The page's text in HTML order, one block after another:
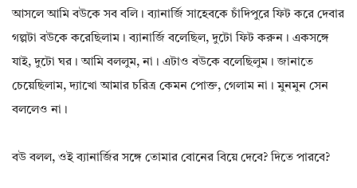
আসলে আমি বউকে সব বলি। ব্যানার্জি সাহেবকে চাঁদিপুরে ফিট করে দেবার
গল্পটা বউকে করেছিলাম। ব্যানার্জি বলেছিল, দুটো ফিট করুন। একসঙ্গে
যাই, দুটো ঘর। আমি বললুম, না। এটাও বউকে বলেছিলুম। জানাতে
চেয়েছিলাম, দ্যাখো আমার চরিত্র কেমন পোক্ত, গেলাম না। মুনমুন সেন
বললেও না।
বউ বলল, ওই ব্যানার্জির সঙ্গে তোমার বোনের বিয়ে দেবে? দিতে পারবে?